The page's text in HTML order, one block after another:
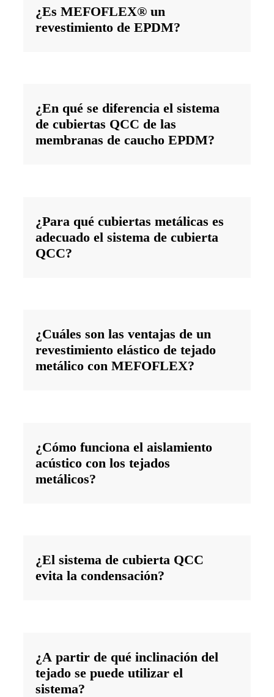
¿Es MEFOFLEX® un
revestimiento de EPDM?
¿En qué se diferencia el sistema
de cubiertas QCC de las
membranas de caucho EPDM?
¿Para qué cubiertas metálicas es
adecuado el sistema de cubierta
QCC?
¿Cuáles son las ventajas de un
revestimiento elástico de tejado
metálico con MEFOFLEX?
¿Cómo funciona el aislamiento
acústico con los tejados
metálicos?
¿El sistema de cubierta QCC
evita la condensación?
¿A partir de qué inclinación del
tejado se puede utilizar el
sistema?